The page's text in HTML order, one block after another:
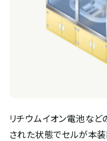
リチウムイオン電池な
された状態でセルが本